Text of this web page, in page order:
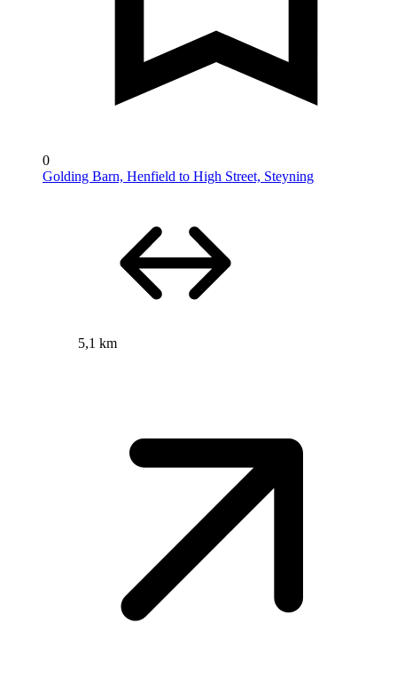
0
Golding Barn, Henfield to High Street, Steyning
5,1 km